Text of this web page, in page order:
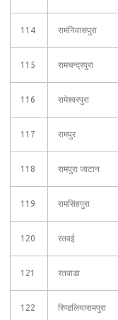
114 रामनिवासपुरा
115 रामचन्द्रपुरा
116 रामेश्वरपुरा
117 रामपुर
118 रामपुरा जाटान
119 रामसिंहपुरा
120 रतवई
121 रतवाडा
122 रिण्डलियारामपुरा